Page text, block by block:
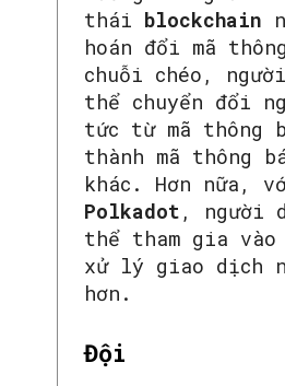
thái blockchain
hoán đổi mã
chuỗi chéo,
thể chuyển đổi
tức từ mã thông
thành mã thông
khác. Hơn nữa,
Polkadot , người
thể tham gia
xử lý giao dịch
hơn.
Đội